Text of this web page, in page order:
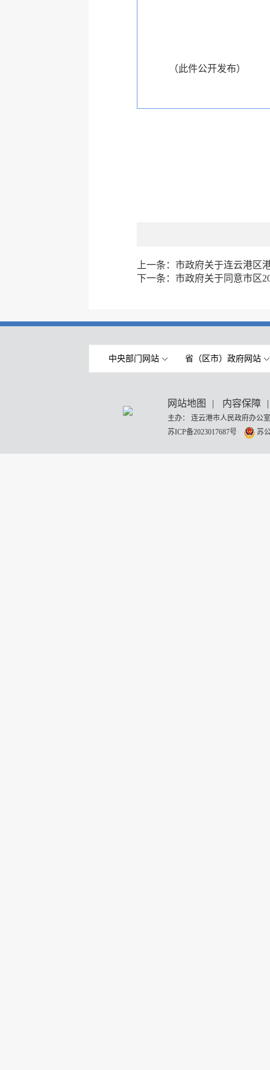
（此件公开发布）
上一条： 市政府关于连云港区
下一条： 市政府关于同意市区
中央部门网站 省（区市）政府网站
网站地图 | 内容保障 |
主办： 连云港市人民政府办
苏ICP备2023017687号
苏